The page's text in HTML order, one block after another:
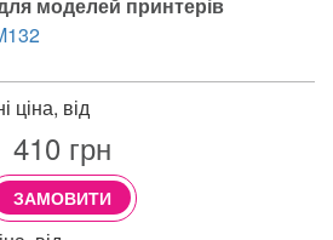
моделей принтерів
ціна, від
410грн
ЗАМОВИТИ